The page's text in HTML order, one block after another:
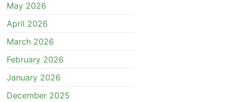
May 2026
April 2026
March 2026
February 2026
January 2026
December 2025